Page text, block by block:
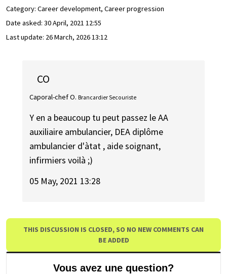
Category: Career development, Career progression
Date asked: 30 April, 2021 12:55
Last update: 26 March, 2026 13:12
CO
Caporal-chef O. Brancardier Secouriste
Y en a beaucoup tu peut passez le AA
auxiliaire ambulancier, DEA diplôme
ambulancier d'àtat , aide soignant,
infirmiers voilà ;)
05 May, 2021 13:28
THIS DISCUSSION IS CLOSED, SO NO NEW COMMENTS CAN
BE ADDED
Vous avez une question?